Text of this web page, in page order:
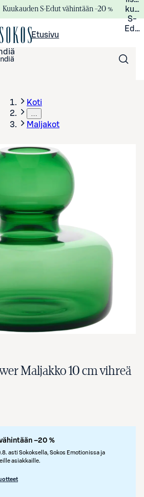
Kuukauden S-Edut vähintään –20 %
S-
Etusivu
Koti
…
Maljakot
suurennettuna
Maljakko 10 cm vihreä
–20 %
asti Sokoksella, Sokos Emotionissa ja
asiakkaille.